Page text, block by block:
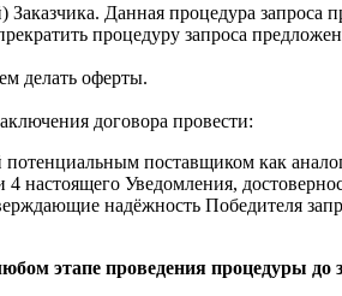
Данная процедура запроса
процедуру запроса
делать оферты.
договора провести:
поставщиком как
настоящего Уведомления,
надёжность Победителя
этапе проведения процедуры